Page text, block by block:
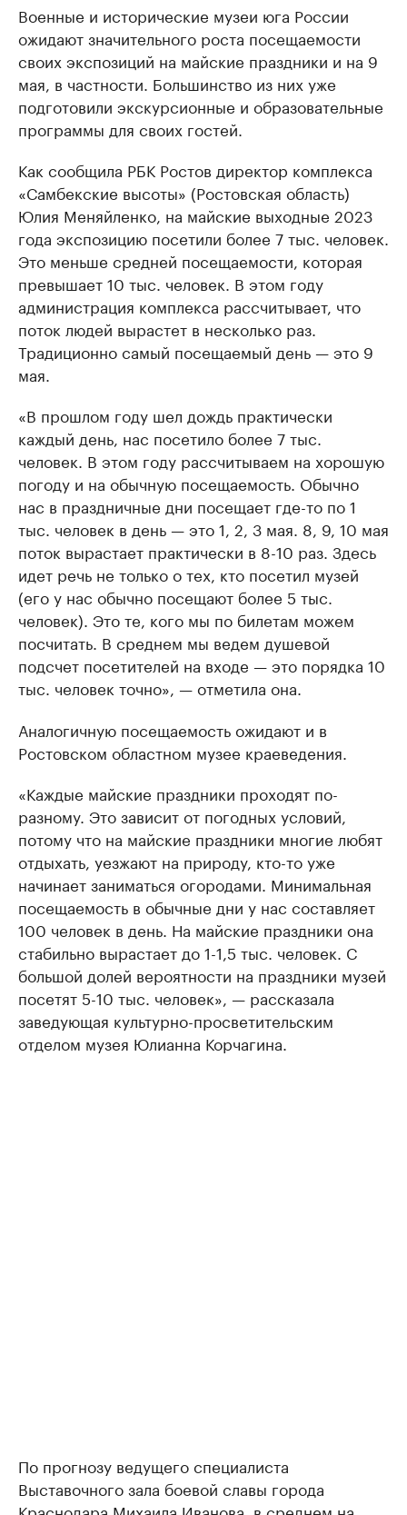
Военные и исторические музеи юга России
ожидают значительного роста посещаемости
своих экспозиций на майские праздники и на 9
мая, в частности. Большинство из них уже
подготовили экскурсионные и образовательные
программы для своих гостей.
Как сообщила РБК Ростов директор комплекса
«Самбекские высоты» (Ростовская область)
Юлия Меняйленко, на майские выходные 2023
года экспозицию посетили более 7 тыс. человек.
Это меньше средней посещаемости, которая
превышает 10 тыс. человек. В этом году
администрация комплекса рассчитывает, что
поток людей вырастет в несколько раз.
Традиционно самый посещаемый день — это 9
мая.
«В прошлом году шел дождь практически
каждый день, нас посетило более 7 тыс.
человек. В этом году рассчитываем на хорошую
погоду и на обычную посещаемость. Обычно
нас в праздничные дни посещает где-то по 1
тыс. человек в день — это 1, 2, 3 мая. 8, 9, 10 мая
поток вырастает практически в 8-10 раз. Здесь
идет речь не только о тех, кто посетил музей
(его у нас обычно посещают более 5 тыс.
человек). Это те, кого мы по билетам можем
посчитать. В среднем мы ведем душевой
подсчет посетителей на входе — это порядка 10
тыс. человек точно», — отметила она.
Аналогичную посещаемость ожидают и в
Ростовском областном музее краеведения.
«Каждые майские праздники проходят по-
разному. Это зависит от погодных условий,
потому что на майские праздники многие любят
отдыхать, уезжают на природу, кто-то уже
начинает заниматься огородами. Минимальная
посещаемость в обычные дни у нас составляет
100 человек в день. На майские праздники она
стабильно вырастает до 1-1,5 тыс. человек. С
большой долей вероятности на праздники музей
посетят 5-10 тыс. человек», — рассказала
заведующая культурно-просветительским
отделом музея Юлианна Корчагина.
По прогнозу ведущего специалиста
Выставочного зала боевой славы города
Краснодара Михаила Иванова, в среднем на